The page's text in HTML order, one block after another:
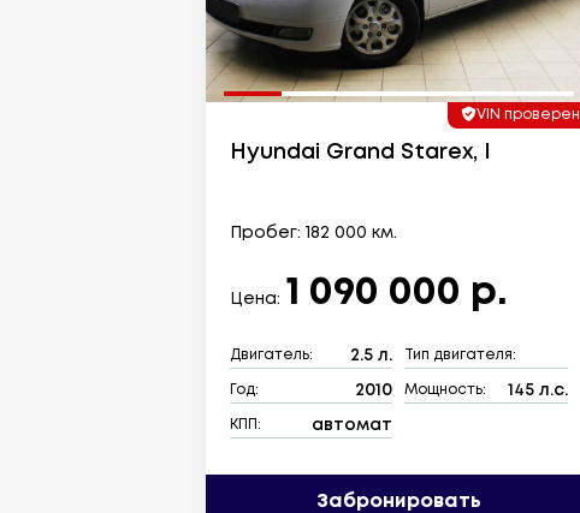
VIN проверен
Hyundai Grand Starex, I
Пробег: 182 000 км.
Цена: 1 090 000 р.
Двигатель: 2.5 л. Тип двигателя:
Год: 2010 Мощность: 145 л.с.
КПП: автомат
Забронировать